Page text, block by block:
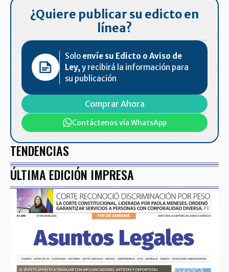
¿Quiere publicar su edicto en
línea?
Solo envíe su Edicto o Aviso de
Ley, y recibirá la información para
su publicación
Comprar Ahora
Contáctenos vía WhatsApp
TENDENCIAS
ÚLTIMA EDICIÓN IMPRESA